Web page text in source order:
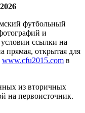
футбольный
и
ссылки на
прямая, открытая для
www.cfu2015.com в
из вторичных
на первоисточник.